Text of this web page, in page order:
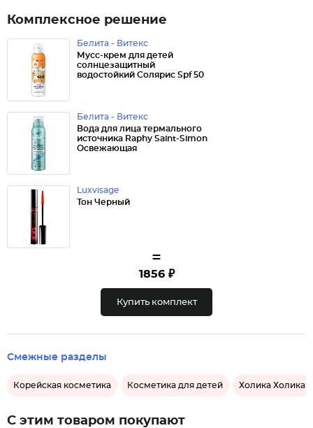
Комплексное решение
Белита - Витекс
Мусс-крем для детей
солнцезащитный
водостойкий Солярис Spf 50
Белита - Витекс
Вода для лица термального
источника Raphy Saint-Simon
Освежающая
Luxvisage
Тон Черный
=
1856 ₽
Купить комплект
Смежные разделы
Корейская косметика Косметика для детей Холика Холика
С этим товаром покупают